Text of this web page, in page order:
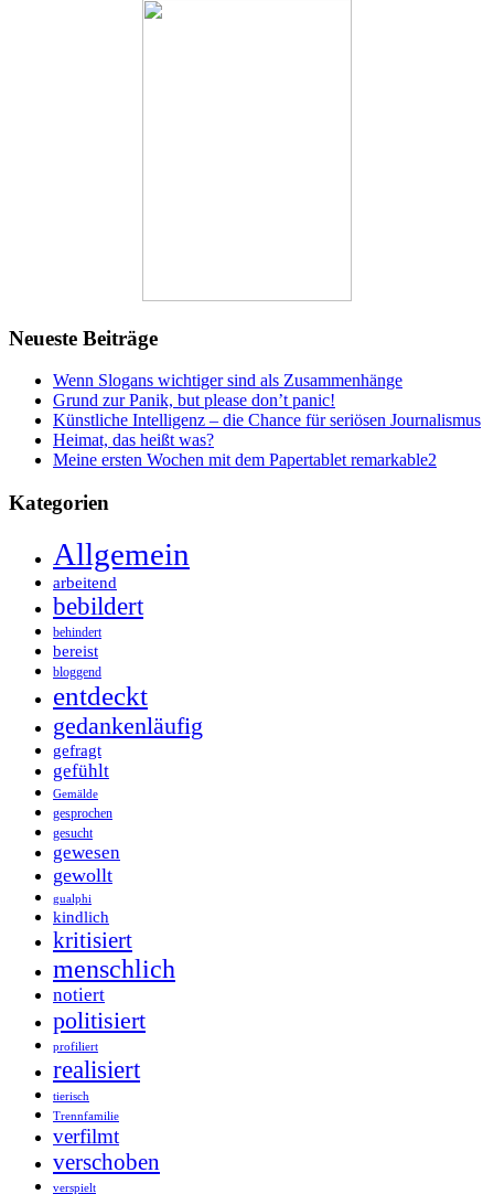
Neueste Beiträge
Wenn Slogans wichtiger sind als Zusammenhänge
Grund zur Panik, but please don’t panic!
Künstliche Intelligenz – die Chance für seriösen Journalismus
Heimat, das heißt was?
Meine ersten Wochen mit dem Papertablet remarkable2
Kategorien
Allgemein
arbeitend
bebildert
behindert
bereist
bloggend
entdeckt
gedankenläufig
gefragt
gefühlt
Gemälde
gesprochen
gesucht
gewesen
gewollt
gualphi
kindlich
kritisiert
menschlich
notiert
politisiert
profiliert
realisiert
tierisch
Trennfamilie
verfilmt
verschoben
verspielt